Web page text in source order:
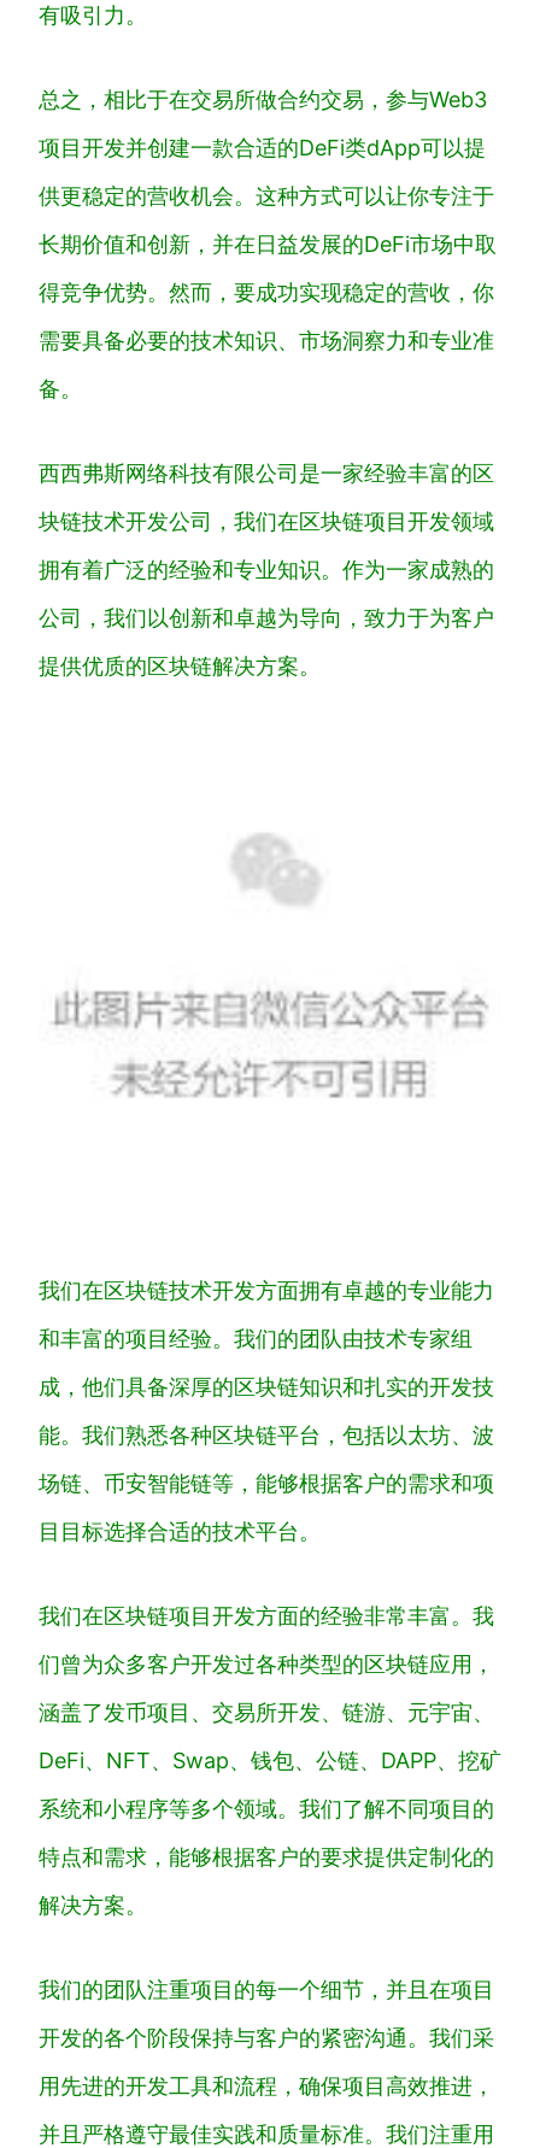
有吸引力。
总之，相比于在交易所做合约交易，参与Web3
项目开发并创建一款合适的DeFi类dApp可以提
供更稳定的营收机会。这种方式可以让你专注于
长期价值和创新，并在日益发展的DeFi市场中取
得竞争优势。然而，要成功实现稳定的营收，你
需要具备必要的技术知识、市场洞察力和专业准
备。
西西弗斯网络科技有限公司是一家经验丰富的区
块链技术开发公司，我们在区块链项目开发领域
拥有着广泛的经验和专业知识。作为一家成熟的
公司，我们以创新和卓越为导向，致力于为客户
提供优质的区块链解决方案。
我们在区块链技术开发方面拥有卓越的专业能力
和丰富的项目经验。我们的团队由技术专家组
成，他们具备深厚的区块链知识和扎实的开发技
能。我们熟悉各种区块链平台，包括以太坊、波
场链、币安智能链等，能够根据客户的需求和项
目目标选择合适的技术平台。
我们在区块链项目开发方面的经验非常丰富。我
们曾为众多客户开发过各种类型的区块链应用，
涵盖了发币项目、交易所开发、链游、元宇宙、
DeFi、NFT、Swap、钱包、公链、DAPP、挖矿
系统和小程序等多个领域。我们了解不同项目的
特点和需求，能够根据客户的要求提供定制化的
解决方案。
我们的团队注重项目的每一个细节，并且在项目
开发的各个阶段保持与客户的紧密沟通。我们采
用先进的开发工具和流程，确保项目高效推进，
并且严格遵守最佳实践和质量标准。我们注重用